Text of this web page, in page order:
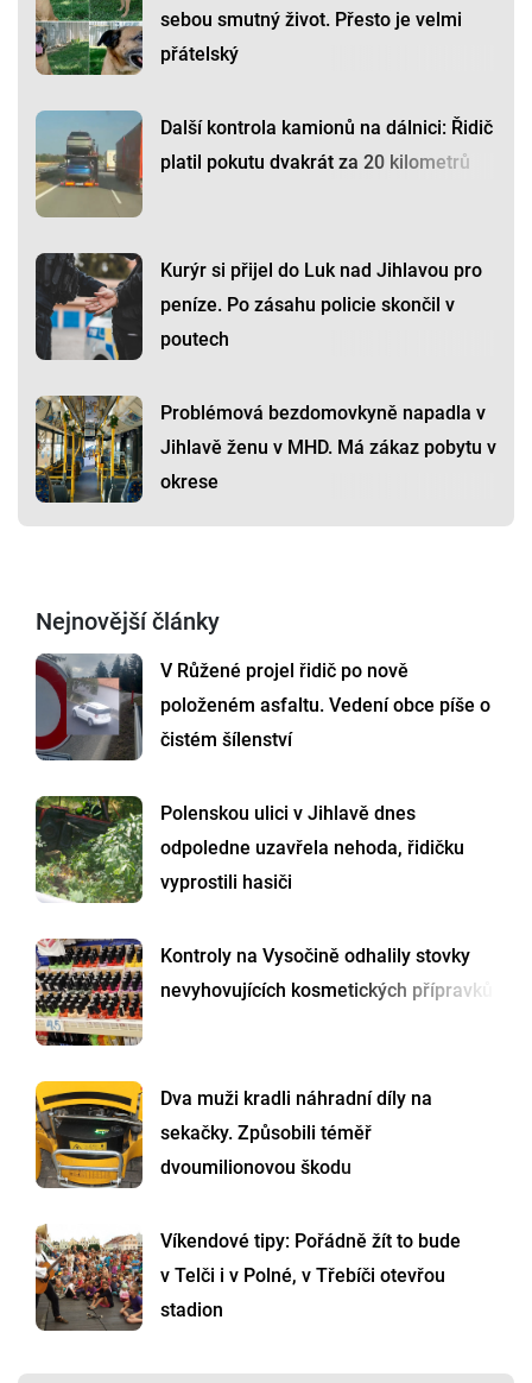
sebou smutný život. Přesto je velmi
přátelský
Další kontrola kamionů na dálnici: Řidič
platil pokutu dvakrát za 20 kilometrů
Kurýr si přijel do Luk nad Jihlavou pro
peníze. Po zásahu policie skončil v
poutech
Problémová bezdomovkyně napadla v
Jihlavě ženu v MHD. Má zákaz pobytu v
okrese
Nejnovější články
V Růžené projel řidič po nově
položeném asfaltu. Vedení obce píše o
čistém šílenství
Polenskou ulici v Jihlavě dnes
odpoledne uzavřela nehoda, řidičku
vyprostili hasiči
Kontroly na Vysočině odhalily stovky
nevyhovujících kosmetických přípravků
Dva muži kradli náhradní díly na
sekačky. Způsobili téměř
dvoumilionovou škodu
Víkendové tipy: Pořádně žít to bude
v Telči i v Polné, v Třebíči otevřou
stadion